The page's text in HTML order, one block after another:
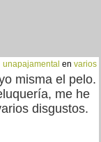
unapajamental en varios
misma el pelo.
me he
disgustos.